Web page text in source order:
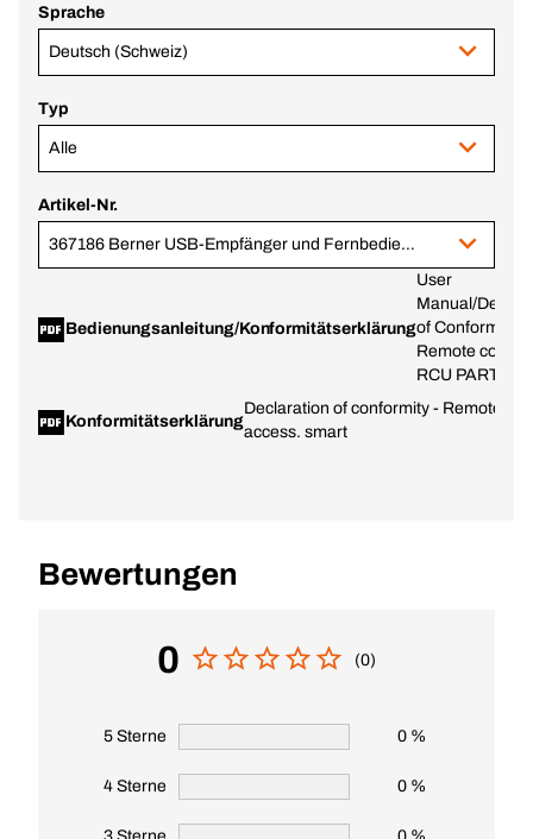
Sprache
Deutsch (Schweiz)
Typ
Alle
Artikel-Nr.
367186 Berner USB-Empfänger und Fernbedienung
Bedienungsanleitung/Konformitätserklärung
User
Manual/
of Conformity-
Remote
RCU PART
Konformitätserklärung
Declaration of conformity - Remote
access. smart
Bewertungen
0 (0)
5 Sterne 0 %
4 Sterne 0 %